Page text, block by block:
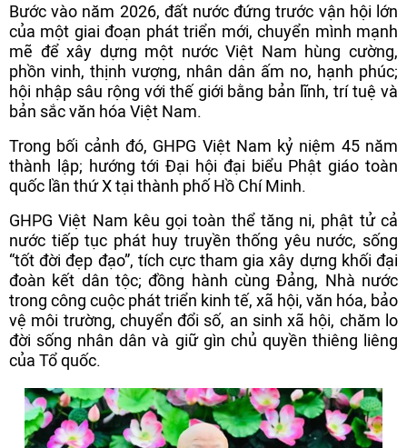
Bước vào năm 2026, đất nước đứng trước vận hội lớn
của một giai đoạn phát triển mới, chuyển mình mạnh
mẽ để xây dựng một nước Việt Nam hùng cường,
phồn vinh, thịnh vượng, nhân dân ấm no, hạnh phúc;
hội nhập sâu rộng với thế giới bằng bản lĩnh, trí tuệ và
bản sắc văn hóa Việt Nam.
Trong bối cảnh đó, GHPG Việt Nam kỷ niệm 45 năm
thành lập; hướng tới Đại hội đại biểu Phật giáo toàn
quốc lần thứ X tại thành phố Hồ Chí Minh.
GHPG Việt Nam kêu gọi toàn thể tăng ni, phật tử cả
nước tiếp tục phát huy truyền thống yêu nước, sống
“tốt đời đẹp đạo”, tích cực tham gia xây dựng khối đại
đoàn kết dân tộc; đồng hành cùng Đảng, Nhà nước
trong công cuộc phát triển kinh tế, xã hội, văn hóa, bảo
vệ môi trường, chuyển đổi số, an sinh xã hội, chăm lo
đời sống nhân dân và giữ gìn chủ quyền thiêng liêng
của Tổ quốc.